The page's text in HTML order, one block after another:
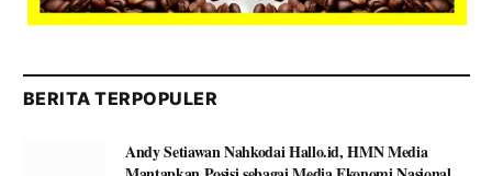
BERITA TERPOPULER
Andy Setiawan Nahkodai Hallo.id, HMN Media